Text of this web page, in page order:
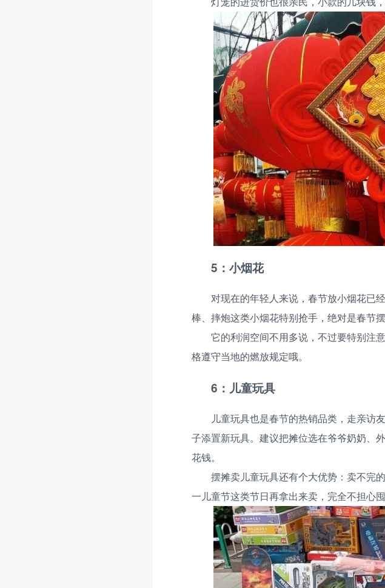
5：小烟花
对现在的年轻人来说，春节放小烟花已
棒、摔炮这类小烟花特别抢手，绝对是春节摆
它的利润空间不用多说，不过要特别注
格遵守当地的燃放规定哦。
6：儿童玩具
儿童玩具也是春节的热销品类，走亲访
子添置新玩具。建议把摊位选在爷爷奶奶、
花钱。
摆摊卖儿童玩具还有个大优势：卖不完
一儿童节这类节日再拿出来卖，完全不担心囤